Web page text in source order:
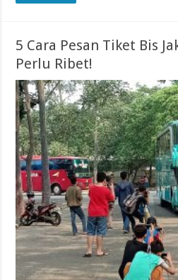
5 Cara Pesan Tiket Bis
Perlu Ribet!